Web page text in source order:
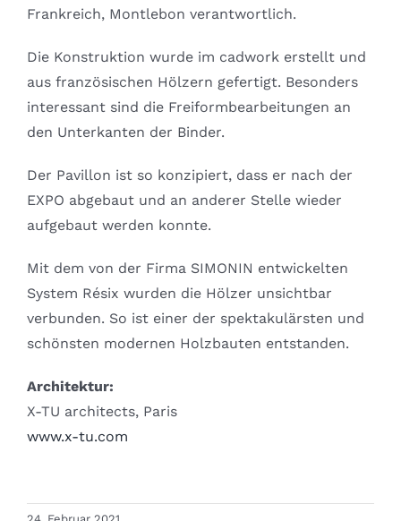
Frankreich, Montlebon verantwortlich.
Die Konstruktion wurde im cadwork erstellt und
aus französischen Hölzern gefertigt. Besonders
interessant sind die Freiformbearbeitungen an
den Unterkanten der Binder.
Der Pavillon ist so konzipiert, dass er nach der
EXPO abgebaut und an anderer Stelle wieder
aufgebaut werden konnte.
Mit dem von der Firma SIMONIN entwickelten
System Résix wurden die Hölzer unsichtbar
verbunden. So ist einer der spektakulärsten und
schönsten modernen Holzbauten entstanden.
Architektur:
X-TU architects, Paris
www.x-tu.com